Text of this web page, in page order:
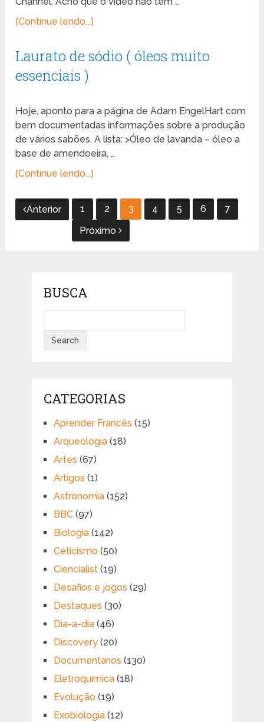
[Continue lendo...]
Laurato de sódio ( óleos muito
essenciais )
Hoje, aponto para a página de Adam EngelHart com
bem documentadas informações sobre a produção
de vários sabões. A lista: >Óleo de lavanda – óleo a
base de amendoeira, …
[Continue lendo...]
Paginação
de
Anterior 1 2 3 4 5 6
7
Próximo
BUSCA
CATEGORIAS
Aprender Francês (15)
Arqueologia(18)
Artes (67)
Artigos (1)
Astronomia(152)
BBC(97)
Biologia(142)
Ceticismo (50)
Ciencialist(19)
Desafios e jogos (29)
Destaques (30)
Dia-a-dia(46)
Discovery(20)
Documentários (130)
Eletroquímica(18)
Evolução (19)
Exobiologia(12)